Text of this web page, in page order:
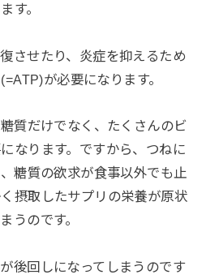
す。
させたり、炎症を抑えるため
が必要になります。
質だけでなく、たくさんのビ
なります。ですから、つねに
糖質の欲求が食事以外でも止
摂取したサプリの栄養が原状
うのです。
後回しになってしまうのです